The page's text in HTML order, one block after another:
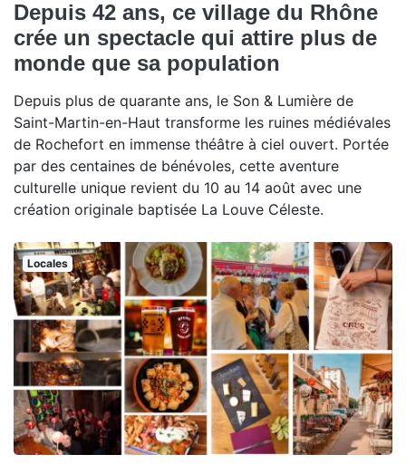
Depuis 42 ans, ce village du Rhône
crée un spectacle qui attire plus de
monde que sa population
Depuis plus de quarante ans, le Son & Lumière de
Saint-Martin-en-Haut transforme les ruines médiévales
de Rochefort en immense théâtre à ciel ouvert. Portée
par des centaines de bénévoles, cette aventure
culturelle unique revient du 10 au 14 août avec une
création originale baptisée La Louve Céleste.
Locales